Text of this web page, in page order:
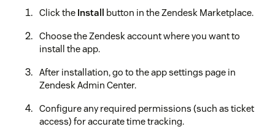
Click the Install button in the Zendesk Marketplace.
Choose the Zendesk account where you want to
install the app.
After installation, go to the app settings page in
Zendesk Admin Center.
Configure any required permissions (such as ticket
access) for accurate time tracking.